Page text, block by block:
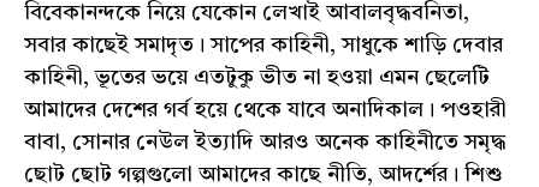
বিবেকানন্দকে নিয়ে যেকোন লেখাই আবালবৃদ্ধবনিতা,
সবার কাছেই সমাদৃত। সাপের কাহিনী, সাধুকে শাড়ি দেবার
কাহিনী, ভূতের ভয়ে এতটুকু ভীত না হওয়া এমন ছেলেটি
আমাদের দেশের গর্ব হয়ে থেকে যাবে অনাদিকাল। পওহারী
বাবা, সোনার নেউল ইত্যাদি আরও অনেক কাহিনীতে সমৃদ্ধ
ছোট ছোট গল্পগুলো আমাদের কাছে নীতি, আদর্শের। শিশু